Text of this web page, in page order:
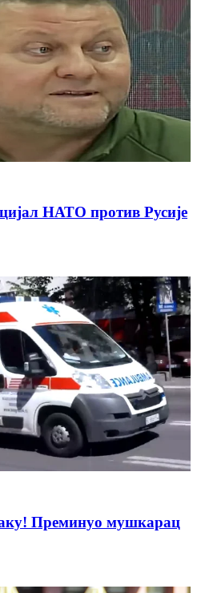
НАТО против Русије
Преминуо мушкарац